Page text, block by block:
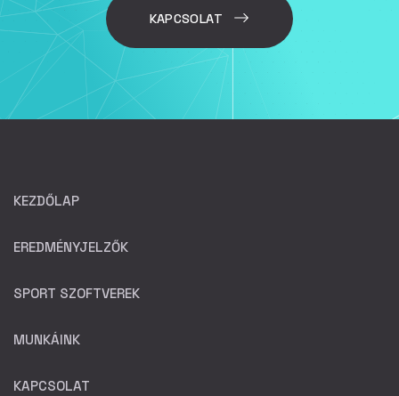
KAPCSOLAT
KEZDŐLAP
EREDMÉNYJELZŐK
SPORT SZOFTVEREK
MUNKÁINK
KAPCSOLAT